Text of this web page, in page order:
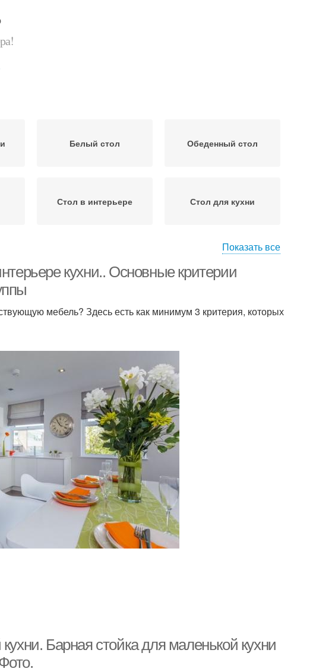
Белый стол Обеденный стол
Стол в интерьере Стол для кухни
Квадратный стол Овальный стол
Материал для стола
Показать все
кухни.. Основные критерии
мебель? Здесь есть как минимум 3 критерия, которых
Барная стойка для маленькой кухни